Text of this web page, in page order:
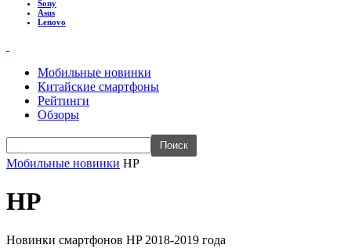
Sony
Asus
Lenovo
Мобильные новинки
Китайские смартфоны
Рейтинги
Обзоры
Мобильные новинки HP
HP
Новинки смартфонов HP 2018-2019 года